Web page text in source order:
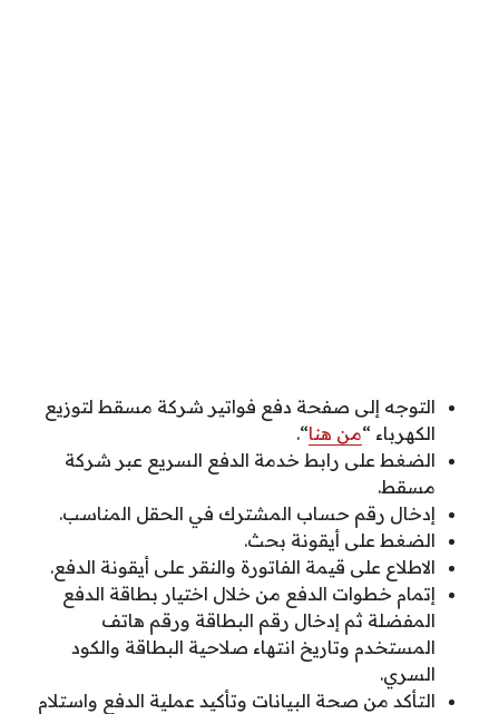
التوجه إلى صفحة دفع فواتير شركة مسقط لتوزيع
الكهرباء “من هنا“.
الضغط على رابط خدمة الدفع السريع عبر شركة
مسقط.
إدخال رقم حساب المشترك في الحقل المناسب.
الضغط على أيقونة بحث.
الاطلاع على قيمة الفاتورة والنقر على أيقونة الدفع.
إتمام خطوات الدفع من خلال اختيار بطاقة الدفع
المفضلة ثم إدخال رقم البطاقة ورقم هاتف
المستخدم وتاريخ انتهاء صلاحية البطاقة والكود
السري.
التأكد من صحة البيانات وتأكيد عملية الدفع واستلام